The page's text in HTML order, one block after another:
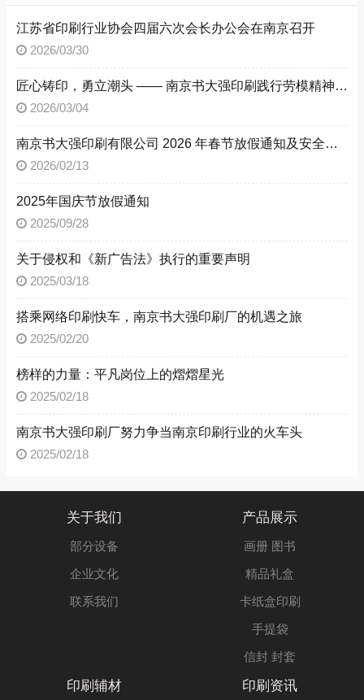
江苏省印刷行业协会四届六次会长办公会在南京召开
2026/03/30
匠心铸印，勇立潮头 —— 南京书大强印刷践行劳模精神，助力 “强富美高” 新江苏建设
2026/03/04
​南京书大强印刷有限公司 2026 年春节放假通知及安全公告
2026/02/13
2025年国庆节放假通知
2025/09/28
关于侵权和《新广告法》执行的重要声明
2025/03/18
搭乘网络印刷快车，南京书大强印刷厂的机遇之旅
2025/02/20
榜样的力量：平凡岗位上的熠熠星光
2025/02/18
南京书大强印刷厂努力争当南京印刷行业的火车头
2025/02/18
关于我们
部分设备
企业文化
联系我们
产品展示
画册 图书
精品礼盒
卡纸盒印刷
手提袋
信封 封套
印刷辅材 印刷资讯